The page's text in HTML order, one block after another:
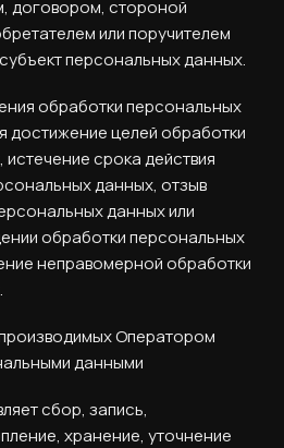
договором, стороной
или поручителем
персональных данных.
обработки персональных
достижение целей обработки
срока действия
данных, отзыв
данных или
обработки персональных
неправомерной обработки
Оператором
данными
сбор, запись,
хранение, уточнение